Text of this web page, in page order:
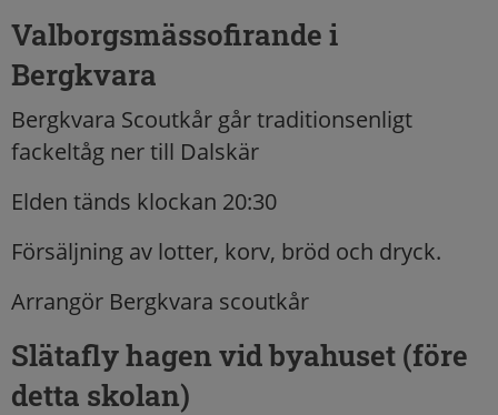
Valborgsmässofirande i
Bergkvara
Bergkvara Scoutkår går traditionsenligt
fackeltåg ner till Dalskär
Elden tänds klockan 20:30
Försäljning av lotter, korv, bröd och dryck.
Arrangör Bergkvara scoutkår
Slätafly hagen vid byahuset (före
detta skolan)